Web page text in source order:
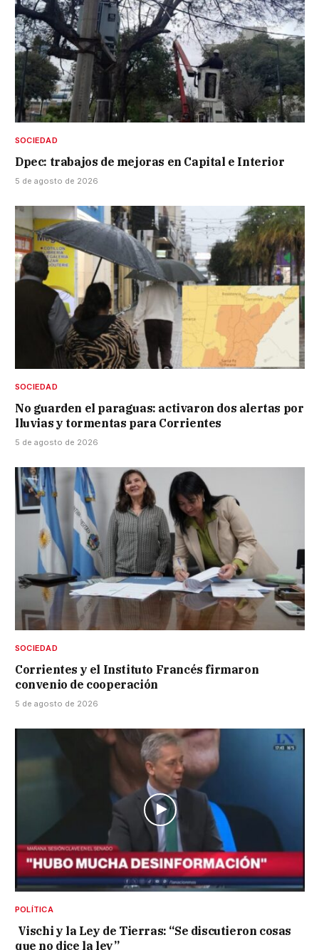
SOCIEDAD
Dpec: trabajos de mejoras en Capital e Interior
5 de agosto de 2026
SOCIEDAD
No guarden el paraguas: activaron dos alertas por
lluvias y tormentas para Corrientes
5 de agosto de 2026
SOCIEDAD
Corrientes y el Instituto Francés firmaron
convenio de cooperación
5 de agosto de 2026
POLÍTICA
Vischi y la Ley de Tierras: “Se discutieron cosas
que no dice la ley”